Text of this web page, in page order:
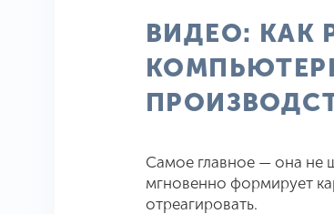
ВИДЕО: КАК
Самое главное — она не
мгновенно формирует
отреагировать.